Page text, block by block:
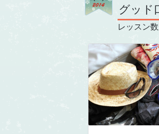
グッド
レッスン